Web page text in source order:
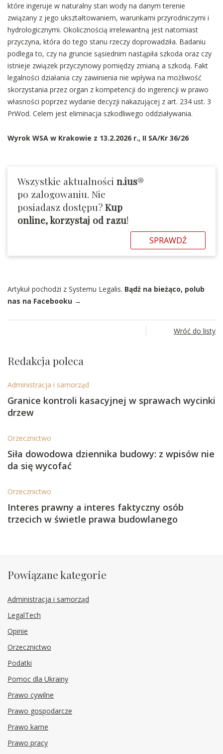
które ingeruje w naturalny stan wody na danym terenie
związany z jego ukształtowaniem, warunkami przyrodniczymi i
hydrologicznymi. Okolicznością irrelewantną jest natomiast
przyczyna, która do tego stanu rzeczy doprowadziła. Badaniu
podlega to, czy na gruncie sąsiednim nastąpiła szkoda oraz czy
istnieje związek przyczynowy pomiędzy zmianą a szkodą. Fakt
legalności działania czy zawinienia nie wpływa na możliwość
skorzystania przez organ z kompetencji do ingerencji w prawo
własności poprzez wydanie decyzji nakazującej z art. 234 ust. 3
PrWod. Celem jest eliminacja szkodliwego oddziaływania.
Wyrok WSA w Krakowie z 13.2.2026 r., II SA/Kr 36/26
Wszystkie aktualności n.ius®
po zalogowaniu. Nie
posiadasz dostępu?Kup
online, korzystaj od razu!
SPRAWDŹ
Artykuł pochodzi z Systemu Legalis. Bądź na bieżąco, polub
nas na Facebooku →
Wróć do listy
Redakcja poleca
Administracja i samorząd
Granice kontroli kasacyjnej w sprawach wycinki
drzew
Orzecznictwo
Siła dowodowa dziennika budowy: z wpisów nie
da się wycofać
Orzecznictwo
Interes prawny a interes faktyczny osób
trzecich w świetle prawa budowlanego
Powiązane kategorie
Administracja i samorząd
LegalTech
Opinie
Orzecznictwo
Podatki
Pomoc dla Ukrainy
Prawo cywilne
Prawo gospodarcze
Prawo karne
Prawo pracy